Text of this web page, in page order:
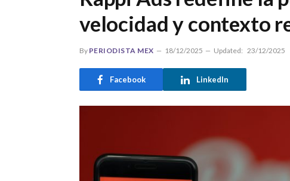
velocidad y contexto
By PERIODISTA MEX 18/12/2025 Updated: 23/12/2025
Facebook LinkedIn